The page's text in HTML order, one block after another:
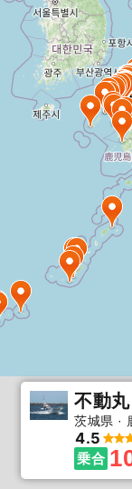
不動丸
茨城県
4.5
乗合